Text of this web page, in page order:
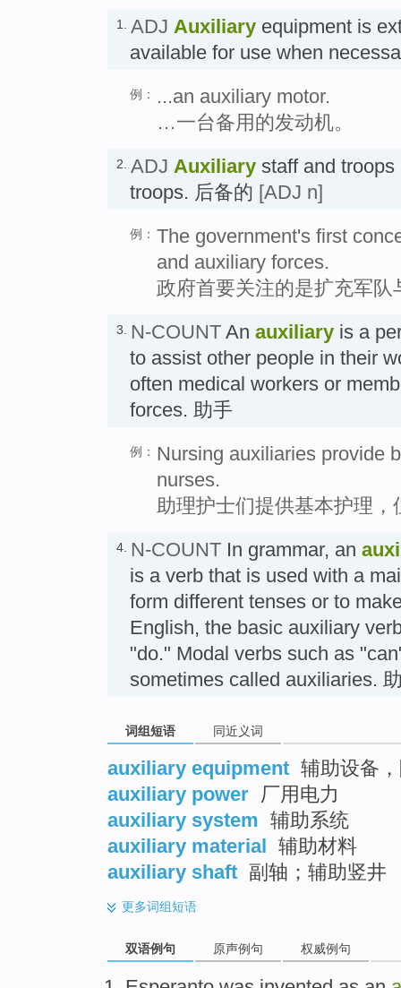
1. ADJ Auxiliary equipment is
available for use when
例：
...an auxiliary motor.
…一台备用的发动机。
2. ADJ Auxiliary staff and
troops. 后备的 [ADJ n]
例： The government's first
and auxiliary forces.
政府首要关注的是扩充军队
3. N-COUNT An auxiliary is a
to assist other people in their
often medical workers or
forces. 助手
例： Nursing auxiliaries provide
nurses.
助理护士们提供基本护理
4. N-COUNT In grammar, an
is a verb that is used with a
form different tenses or to
English, the basic auxiliary
"do." Modal verbs such as
sometimes called auxiliaries.
词组短语 同近义词
auxiliary equipment 辅助设备
auxiliary power 厂用电力
auxiliary system 辅助系统
auxiliary material
辅助材料
auxiliary shaft 副轴；辅助竖井
更多词组短语
双语例句 原声例句 权威例句